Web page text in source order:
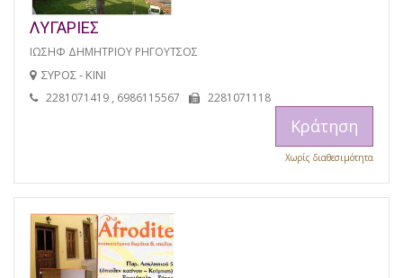
ΛΥΓΑΡΙΕΣ
ΙΩΣΗΦ ΔΗΜΗΤΡΙΟΥ ΡΗΓΟΥΤΣΟΣ
ΣΥΡΟΣ - ΚΙΝΙ
2281071419 , 6986115567 2281071118
Κράτηση
Χωρίς διαθεσιμότητα